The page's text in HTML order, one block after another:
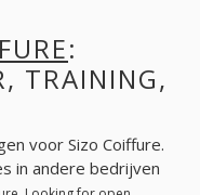
:
TRAINING,
voor Sizo Coiffure.
in andere bedrijven